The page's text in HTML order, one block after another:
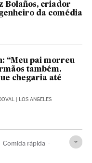
Bolaños, criador
da comédia
“Meu pai morreu
também.
chegaria até
| LOS ANGELES
Comida rápida